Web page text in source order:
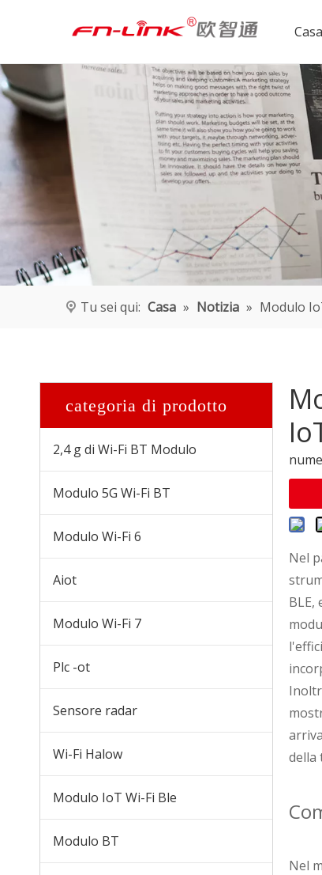
Casa
Tu sei qui: Casa » Notizia » Modulo
categoria di prodotto
2,4 g di Wi-Fi BT Modulo
Modulo 5G Wi-Fi BT
Modulo Wi-Fi 6
Aiot
Modulo Wi-Fi 7
Plc -ot
Sensore radar
Wi-Fi Halow
Modulo IoT Wi-Fi Ble
Modulo BT
Chiavetta D211A-WC
Modulo Wi-Fi HaLow 4108E-S
Modulo E11SN-G
Nel
BLE,
della
Nel